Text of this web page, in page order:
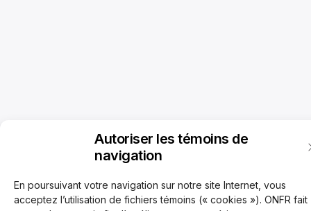
Autoriser les témoins de
navigation
En poursuivant votre navigation sur notre site Internet, vous
acceptez l’utilisation de fichiers témoins (« cookies »). ONFR fait